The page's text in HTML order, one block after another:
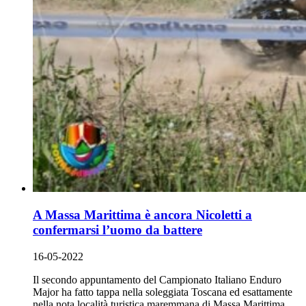
A Massa Marittima è ancora Nicoletti a
confermarsi l’uomo da battere
16-05-2022
Il secondo appuntamento del Campionato Italiano Enduro
Major ha fatto tappa nella soleggiata Toscana ed esattamente